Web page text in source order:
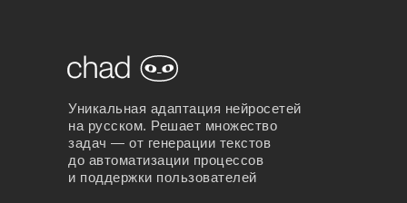
Уникальная адаптация нейросетей
на русском. Решает множество
задач — от генерации текстов
до автоматизации процессов
и поддержки пользователей